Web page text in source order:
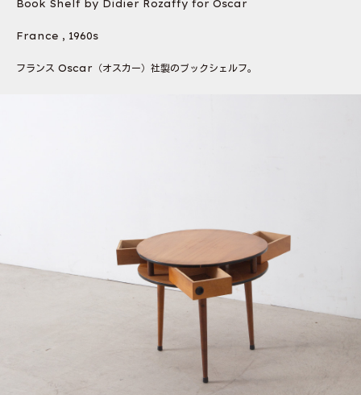
Book Shelf by Didier Rozaffy for Oscar
France , 1960s
フランス Oscar（オスカー）社製のブックシェルフ。